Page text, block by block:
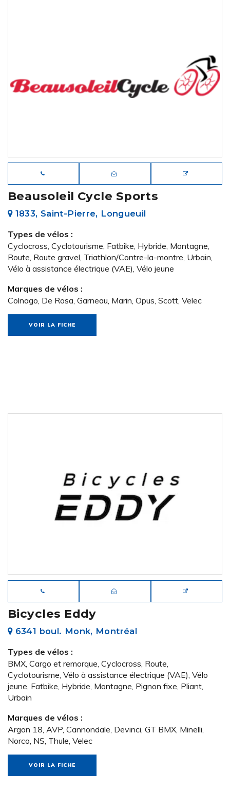
Beausoleil Cycle Sports
1833, Saint-Pierre, Longueuil
Types de vélos :
Cyclocross, Cyclotourisme, Fatbike, Hybride, Montagne,
Route, Route gravel, Triathlon/Contre-la-montre, Urbain,
Vélo à assistance électrique (VAE), Vélo jeune
Marques de vélos :
Colnago, De Rosa, Garneau, Marin, Opus, Scott, Velec
VOIR LA FICHE
Bicycles Eddy
6341 boul. Monk, Montréal
Types de vélos :
BMX, Cargo et remorque, Cyclocross, Route,
Cyclotourisme, Vélo à assistance électrique (VAE), Vélo
jeune, Fatbike, Hybride, Montagne, Pignon fixe, Pliant,
Urbain
Marques de vélos :
Argon 18, AVP, Cannondale, Devinci, GT BMX, Minelli,
Norco, NS, Thule, Velec
VOIR LA FICHE